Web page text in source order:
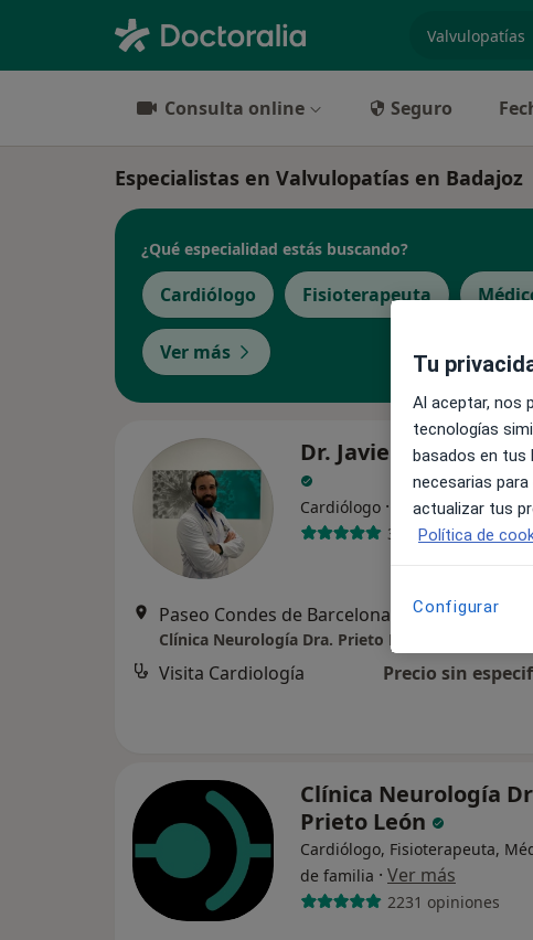
Consulta online Seguro
Especialistas en Valvulopatías en Badajoz
¿Qué especialidad estás buscando?
Cardiólogo Fisioterapeuta
Ver más
Dr. Javier Pérez
Cardiólogo · Ver más
372 opiniones
Paseo Condes de Barcelona ,16, Badajoz
Clínica Neurología Dra. Prieto León
Visita Cardiología Precio sin
Clínica Neurología
Prieto León
Cardiólogo, Fisioterapeuta,
de familia · Ver más
2231 opiniones
Tu
Al aceptar, nos
tecnologías
basados en tus
necesarias
actualizar tus
Política de
Configurar